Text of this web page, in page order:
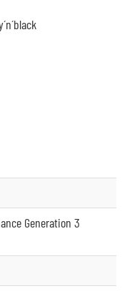
Generation 3